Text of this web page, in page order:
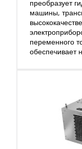
преобразует
машины,
переменного
обеспечивает